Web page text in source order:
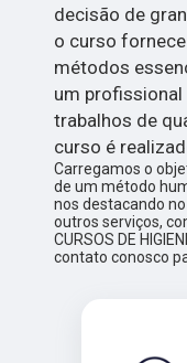
decisão de
o curso
métodos
um
trabalhos de
curso é
Carregamos o
de um método
nos destacando
outros serviços,
CURSOS DE
contato conosco